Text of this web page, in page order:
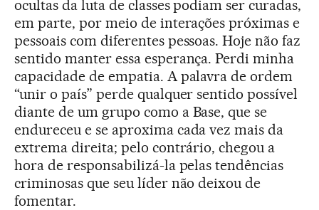
ocultas da luta de classes podiam ser curadas,
em parte, por meio de interações próximas e
pessoais com diferentes pessoas. Hoje não faz
sentido manter essa esperança. Perdi minha
capacidade de empatia. A palavra de ordem
“unir o país” perde qualquer sentido possível
diante de um grupo como a Base, que se
endureceu e se aproxima cada vez mais da
extrema direita; pelo contrário, chegou a
hora de responsabilizá-la pelas tendências
criminosas que seu líder não deixou de
fomentar.